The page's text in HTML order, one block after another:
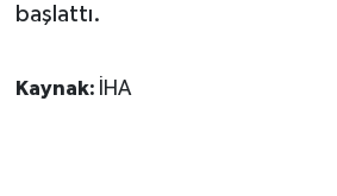
başlattı.
Kaynak: İHA